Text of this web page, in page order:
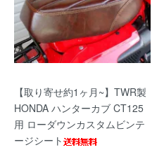
【取り寄せ約1ヶ月~】TWR製
HONDA ハンターカブ CT125
用 ローダウンカスタムビンテ
ージシート